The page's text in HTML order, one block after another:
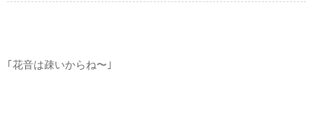
｢花音は疎いからね〜｣